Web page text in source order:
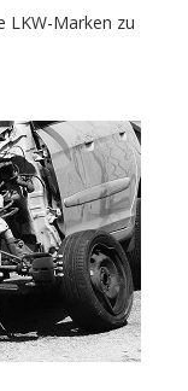
LKW-Marken zu